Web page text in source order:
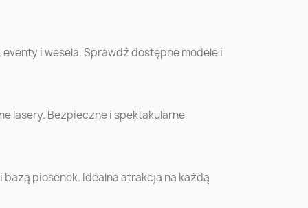
Żory Zawiercie
i wesela. Sprawdź dostępne modele i
lasery. Bezpieczne i spektakularne
piosenek. Idealna atrakcja na każdą